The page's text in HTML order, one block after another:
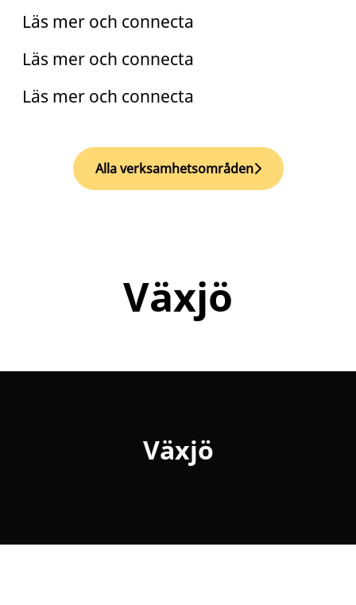
Läs mer och connecta
Läs mer och connecta
Läs mer och connecta
Alla verksamhetsområden
Växjö
Växjö